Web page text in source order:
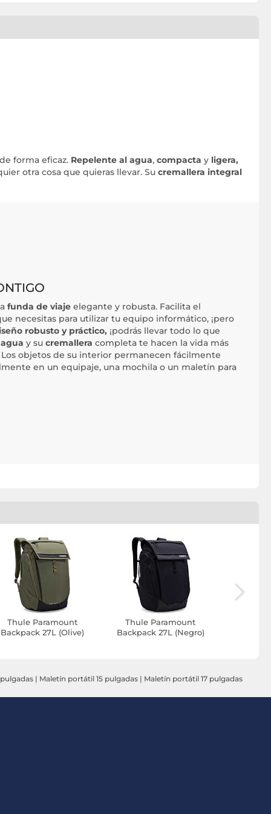
forma eficaz. Repelente al agua, compacta y ligera,
otra cosa que quieras llevar. Su cremallera integral
funda de viaje elegante y robusta. Facilita el
necesitas para utilizar tu equipo informático, ¡pero
robusto y práctico, ¡podrás llevar todo lo que
y su cremallera completa te hacen la vida más
Los objetos de su interior permanecen fácilmente
en un equipaje, una mochila o un maletín para
Thule Paramount
Backpack 27L (Olive)
Thule Paramount
Backpack 27L (Negro)
| Maletín portátil 15 pulgadas | Maletín portátil 17 pulgadas